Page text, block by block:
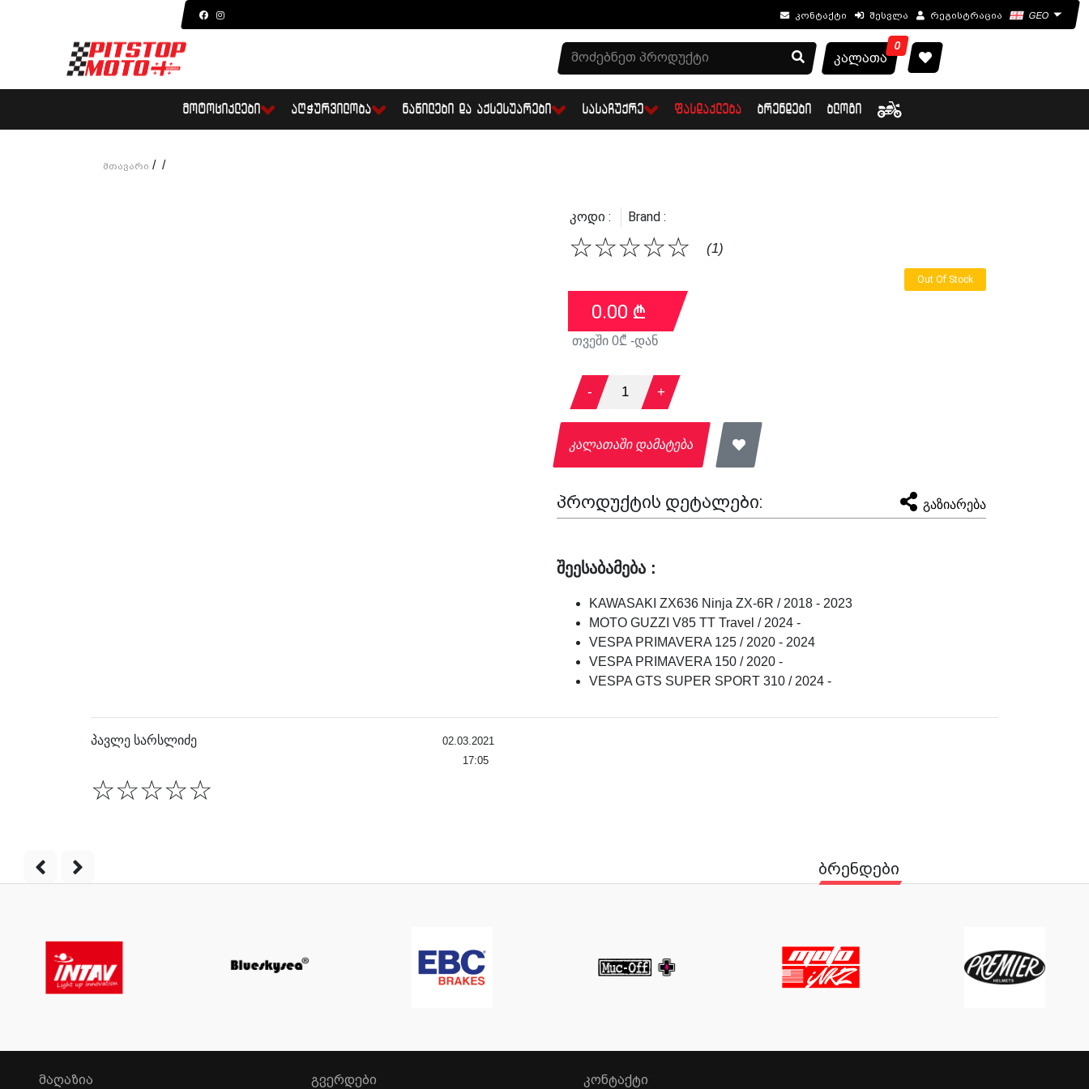
კონტაქტი შესვლა რეგისტრაცია GEO
0
კალათა
ᲛᲝᲢᲝᲪᲘᲙᲚᲔᲑᲘ ᲐᲦᲭᲣᲠᲕᲘᲚᲝᲑᲐ ᲜᲐᲬᲘᲚᲔᲑᲘ ᲓᲐ ᲐᲥᲡᲔᲡᲣᲐᲠᲔᲑᲘ ᲡᲐᲡᲐᲩᲣᲥᲠᲔ ᲤᲐᲡᲓᲐᲙᲚᲔᲑᲐ ᲑᲠᲔᲜᲓᲔᲑᲘ ᲑᲚᲝᲒᲘ
Მთავარი / /
Კოდი : Brand :
☆
☆
☆
☆
☆ (1)
Out Of Stock
0.00 ₾
თვეში 0₾ -დან
- 1 +
კალათაში დამატება
პროდუქტის დეტალები: გაზიარება
შეესაბამება :
KAWASAKI ZX636 Ninja ZX-6R / 2018 - 2023
MOTO GUZZI V85 TT Travel / 2024 -
VESPA PRIMAVERA 125 / 2020 - 2024
VESPA PRIMAVERA 150 / 2020 -
VESPA GTS SUPER SPORT 310 / 2024 -
პავლე სარსლიძე
02.03.2021
17:05
☆
☆
☆
☆
☆
ბრენდები
ᲛᲐᲦᲐᲖᲘᲐ ᲒᲕᲔᲠᲓᲔᲑᲘ ᲙᲝᲜᲢᲐᲥᲢᲘ